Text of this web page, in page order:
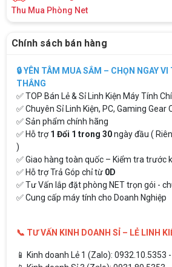
Giao Hàng Toàn Quốc - 1 Đổi 1
🔒 YÊN TÂM MUA SẮM – CHỌN NGAY VI
THẮNG
✅ TOP Bán Lẻ & Sỉ Linh Kiện Máy Tính
✅ Chuyên Sỉ Linh Kiện, PC, Gaming Gear
✅ Sản phẩm chính hãng
✅ Hỗ trợ
)
✅ Giao hàng toàn quốc – Kiểm tra trước
✅ Hỗ trợ Trả Góp chỉ từ0D
✅ Tư Vấn lắp đặt phòng NET trọn gói -
📞 TƯ VẤN KINH DOANH SỈ – LẺ LINH